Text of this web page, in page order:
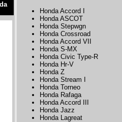
Honda Accord I
Honda ASCOT
Honda Stepwgn
Honda Crossroad
Honda Accord VII
Honda S-MX
Honda Civic Type-R
Honda Hr-V
Honda Z
Honda Stream I
Honda Torneo
Honda Rafaga
Honda Accord III
Honda Jazz
Honda Lagreat